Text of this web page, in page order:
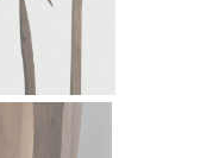
magijsko
način s
pak kipovima ne
u krajnjoj liniji
zatvaranje neke
radi jednostavno o